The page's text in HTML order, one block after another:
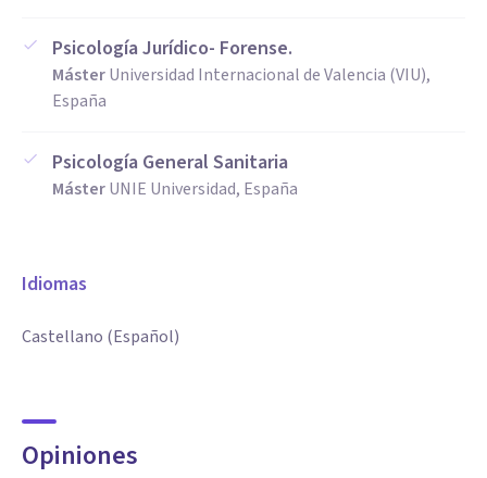
Psicología Jurídico- Forense.
MásterUniversidad Internacional de Valencia (VIU),
España
Psicología General Sanitaria
MásterUNIE Universidad, España
Idiomas
Castellano (Español)
Opiniones